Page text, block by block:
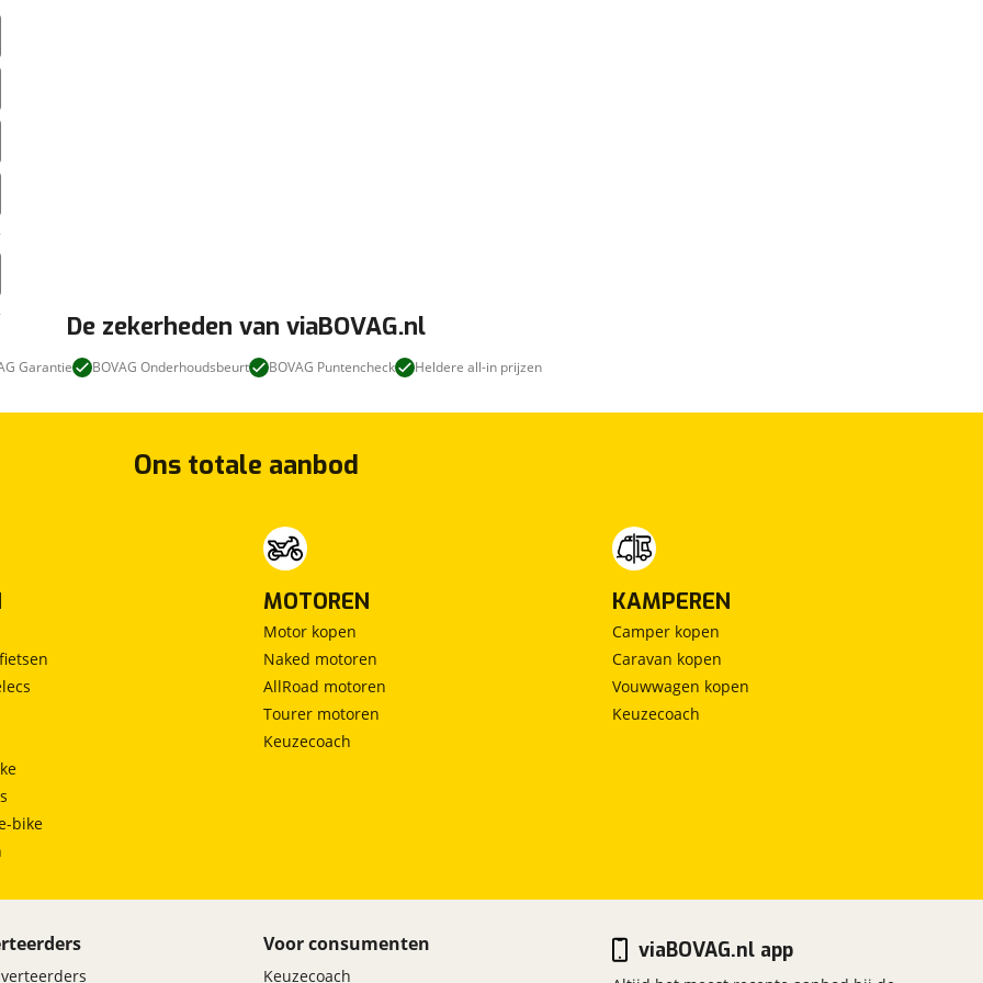
De zekerheden van viaBOVAG.nl
Garantie BOVAG Onderhoudsbeurt BOVAG Puntencheck Heldere all-in prijzen
Ons totale aanbod
bike
MOTOREN
Motor kopen
Naked motoren
AllRoad motoren
Tourer motoren
Keuzecoach
KAMPEREN
Camper kopen
Caravan kopen
Vouwwagen kopen
Keuzecoach
Voor consumenten
Keuzecoach
viaBOVAG.nl app